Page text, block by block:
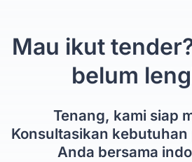
Mau ikut
belum
Tenang, kami siap
Konsultasikan
Anda bersama